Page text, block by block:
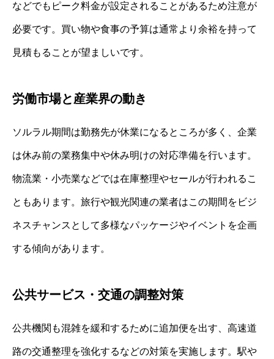
などでもピーク料金が設定されることがあるため注意が
必要です。買い物や食事の予算は通常より余裕を持って
見積もることが望ましいです。
労働市場と産業界の動き
ソルラル期間は勤務先が休業になるところが多く、企業
は休み前の業務集中や休み明けの対応準備を行います。
物流業・小売業などでは在庫整理やセールが行われるこ
ともあります。旅行や観光関連の業者はこの期間をビジ
ネスチャンスとして多様なパッケージやイベントを企画
する傾向があります。
公共サービス・交通の調整対策
公共機関も混雑を緩和するために追加便を出す、高速道
路の交通整理を強化するなどの対策を実施します。駅や